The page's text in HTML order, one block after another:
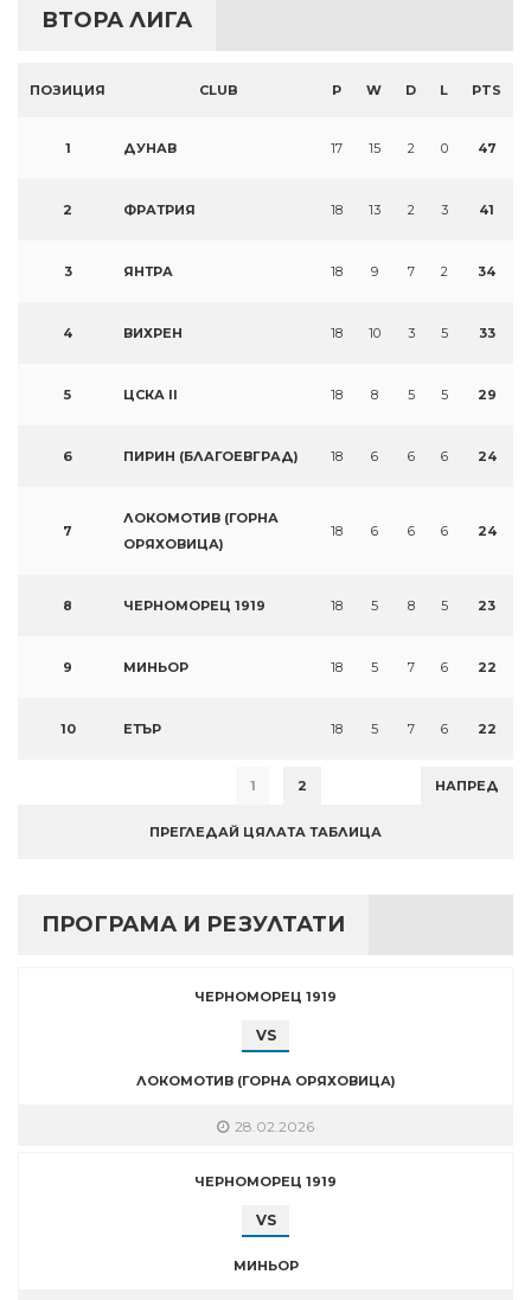
ВТОРА ЛИГА
ПОЗИЦИЯ CLUB P W D L PTS
1 ДУНАВ 17 15 2 0 47
2 ФРАТРИЯ 18 13 2 3 41
3 ЯНТРА 18 9 7 2 34
4 ВИХРЕН 18 10 3 5 33
5 ЦСКА II 18 8 5 5 29
6 ПИРИН (БЛАГОЕВГРАД) 18 6 6 6 24
7
ЛОКОМОТИВ (ГОРНА
ОРЯХОВИЦА)
18 6 6 6 24
8 ЧЕРНОМОРЕЦ 1919 18 5 8 5 23
9 МИНЬОР 18 5 7 6 22
10 ЕТЪР 18 5 7 6 22
1 2 НАПРЕД
ПРЕГЛЕДАЙ ЦЯЛАТА ТАБЛИЦА
ПРОГРАМА И РЕЗУЛТАТИ
ЧЕРНОМОРЕЦ 1919
VS
ЛОКОМОТИВ (ГОРНА ОРЯХОВИЦА)
28.02.2026
ЧЕРНОМОРЕЦ 1919
VS
МИНЬОР